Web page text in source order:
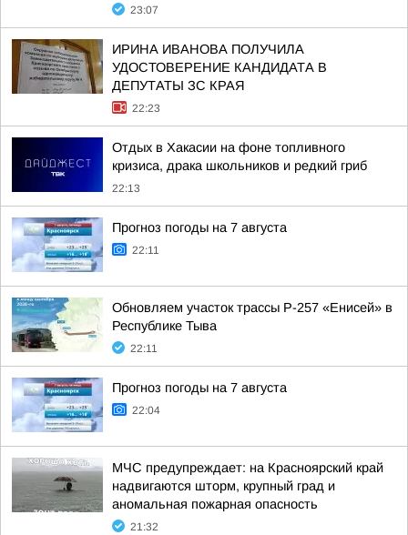
23:07
ИРИНА ИВАНОВА ПОЛУЧИЛА
УДОСТОВЕРЕНИЕ КАНДИДАТА В
ДЕПУТАТЫ ЗС КРАЯ
22:23
Отдых в Хакасии на фоне топливного
кризиса, драка школьников и редкий гриб
22:13
Прогноз погоды на 7 августа
22:11
Обновляем участок трассы Р-257 «Енисей» в
Республике Тыва
22:11
Прогноз погоды на 7 августа
22:04
МЧС предупреждает: на Красноярский край
надвигаются шторм, крупный град и
аномальная пожарная опасность
21:32